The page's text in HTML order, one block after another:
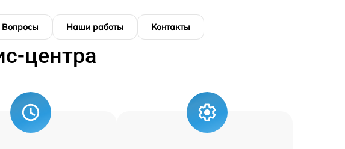
Вопросы Наши работы Контакты
центра